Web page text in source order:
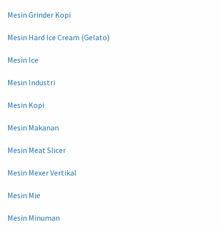
Mesin Grinder Kopi
Mesin Hard Ice Cream (Gelato)
Mesin Ice
Mesin Industri
Mesin Kopi
Mesin Makanan
Mesin Meat Slicer
Mesin Mexer Vertikal
Mesin Mie
Mesin Minuman